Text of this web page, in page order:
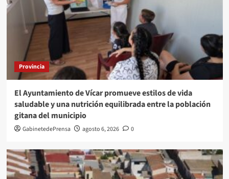
Provincia
El Ayuntamiento de Vícar promueve estilos de vida
saludable y una nutrición equilibrada entre la población
gitana del municipio
GabinetedePrensa agosto 6, 2026 0